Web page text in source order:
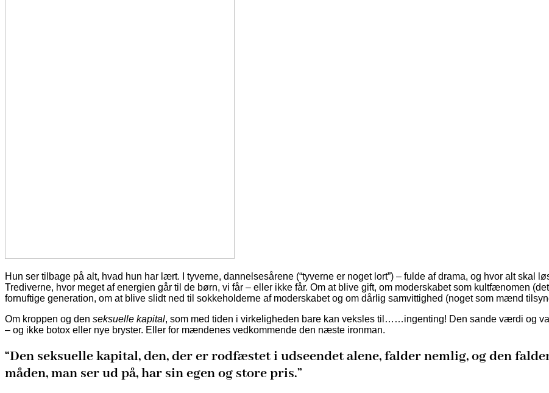
Hun ser tilbage på alt, hvad hun har lært. I tyverne, dannelsesårene (“tyverne er noget lort”) – fulde af drama, og hvor alt skal
Trediverne, hvor meget af energien går til de børn, vi får – eller ikke får. Om at blive gift, om moderskabet som kultfænomen
fornuftige generation, om at blive slidt ned til sokkeholderne af moderskabet og om dårlig samvittighed (noget som mænd
Om kroppen og den seksuelle kapital, som med tiden i virkeligheden bare kan veksles til……ingenting! Den sande værdi og
– og ikke botox eller nye bryster. Eller for mændenes vedkommende den næste ironman.
“Den seksuelle kapital, den, der er rodfæstet i udseendet alene, falder nemlig, og den
måden, man ser ud på, har sin egen og store pris.”